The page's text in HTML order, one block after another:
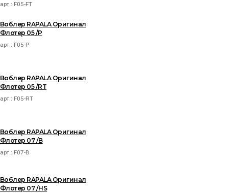
арт.: F05-FT
Воблер RAPALA Оригинал
Флотер 05 /P
арт.: F05-P
Воблер RAPALA Оригинал
Флотер 05 /RT
арт.: F05-RT
Воблер RAPALA Оригинал
Флотер 07 /B
арт.: F07-B
Воблер RAPALA Оригинал
Флотер 07 /HS